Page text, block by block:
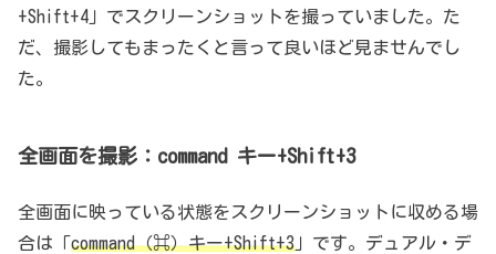
+Shift+4」でスクリーンショットを撮っていました。た
だ、撮影してもまったくと言って良いほど見ませんでし
た。
全画面を撮影：command キー+Shift+3
全画面に映っている状態をスクリーンショットに収める場
合は「command（⌘）キー+Shift+3 」です。デュアル・デ